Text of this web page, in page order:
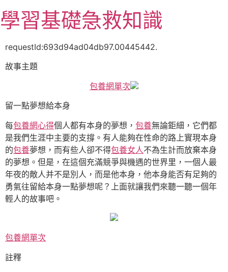
至
主
容
學習基礎急救知識
requestId:693d94ad04db97.00445442.
故事主題
包養網單次
留一點夢想給本身
每包養網心得個人都有本身的夢想， 包養無論鉅細，它們都
是我們生涯中主要的支撐。有人能夠在性命的路上實現本身
的包養夢想，而有些人卻不得包養女人不為生計而放棄本身
的夢想。但是，在這個充滿競爭與機遇的世界里，一個人最
年夜的敵人并不是別人，而是他本身，他本身能否有足夠的
勇氣往留給本身一點夢想呢？上面就讓我們來聽一聽一個年
輕人的故事吧。
包養網單次
註釋